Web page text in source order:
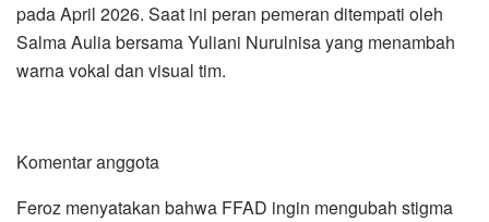
pada April 2026. Saat ini peran pemeran ditempati oleh
Salma Aulia bersama Yuliani Nurulnisa yang menambah
warna vokal dan visual tim.
Komentar anggota
Feroz menyatakan bahwa FFAD ingin mengubah stigma